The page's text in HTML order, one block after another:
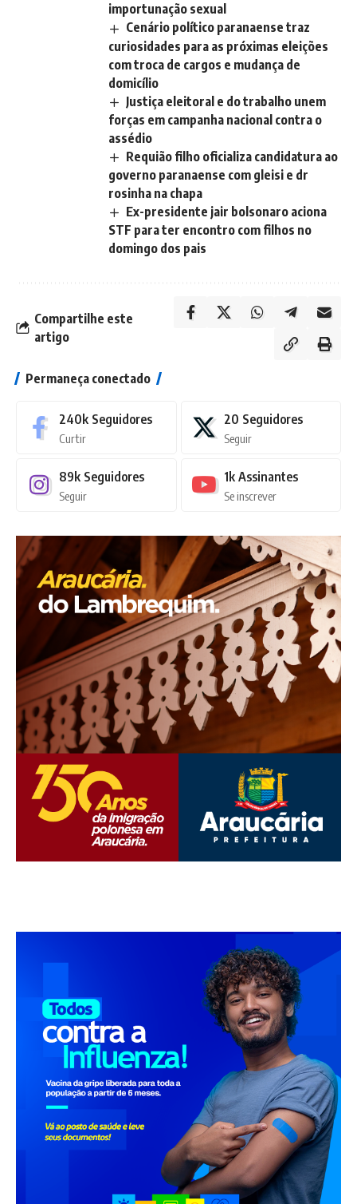
importunação sexual
Cenário político paranaense traz
curiosidades para as próximas eleições
com troca de cargos e mudança de
domicílio
Justiça eleitoral e do trabalho unem
forças em campanha nacional contra o
assédio
Requião filho oficializa candidatura ao
governo paranaense com gleisi e dr
rosinha na chapa
Ex-presidente jair bolsonaro aciona
STF para ter encontro com filhos no
domingo dos pais
Compartilhe este
artigo
Permaneça conectado
240k Seguidores
Curtir
20 Seguidores
Seguir
89k Seguidores
Seguir
1k Assinantes
Se inscrever